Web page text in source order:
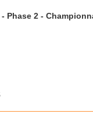
Phase 2 -